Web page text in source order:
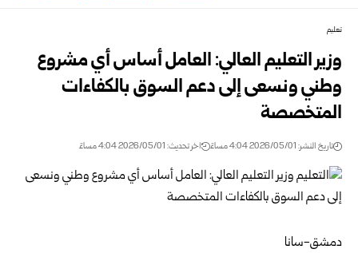
تعليم
وزير التعليم العالي: العامل أساس أي مشروع
وطني ونسعى إلى دعم السوق بالكفاءات
المتخصصة
تاريخ النشر: 2026/05/01 4:04 مساءً اخر تحديث: 2026/05/01 4:04 مساءً
دمشق-سانا